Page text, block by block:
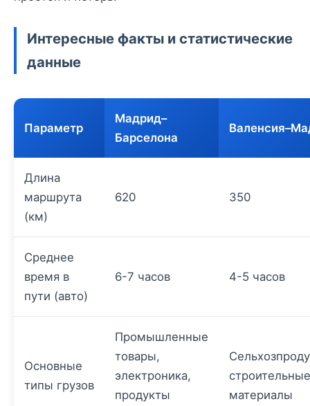
Интересные факты и статистические
данные
Параметр
Мадрид–
Барселона
Длина
маршрута
(км)
620 350
Среднее
время в
пути (авто)
6-7 часов 4-5 часов
Основные
типы грузов
Промышленные
товары,
электроника,
продукты
строительные
материалы